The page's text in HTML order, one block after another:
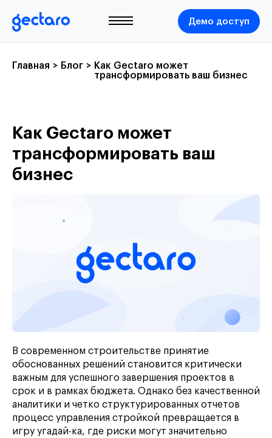
Демо доступ
Главная > Блог > Как Gectaro может
трансформировать ваш бизнес
Как Gectaro может
трансформировать ваш
бизнес
В современном строительстве принятие
обоснованных решений становится критически
важным для успешного завершения проектов в
срок и в рамках бюджета. Однако без качественной
аналитики и четко структурированных отчетов
процесс управления стройкой превращается в
игру угадай-ка, где риски могут значительно